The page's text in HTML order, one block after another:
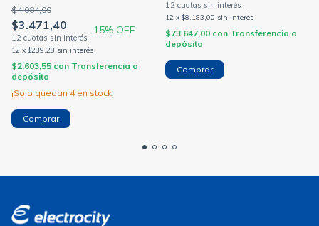
$3.471,40
$4.084,00
15% OFF
12 x $289,28 sin interés
$2.603,55 con Transferencia o
depósito
¡Solo quedan 4en stock!
Comprar
12 x $8.183,00 sin interés
$73.647,00 con Transferencia o
depósito